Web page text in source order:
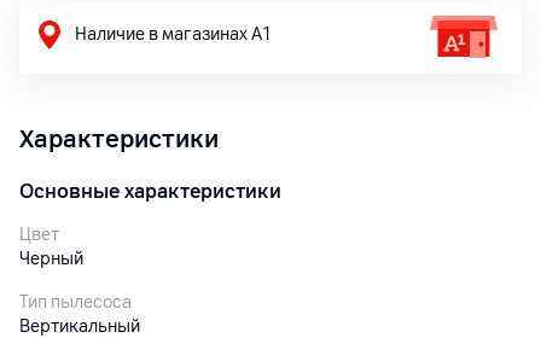
Наличие в магазинах А1
Характеристики
Основные характеристики
Цвет
Черный
Тип пылесоса
Вертикальный